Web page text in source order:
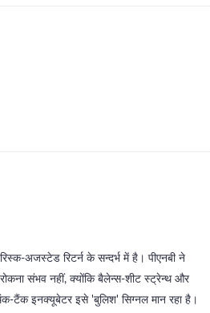
रिटर्न के सन्दर्भ में है। पीएनबी ने
संभव नहीं, क्योंकि बैलेन्स‑शीट स्ट्रेन्थ और
इनक्यूबेटर इसे 'बुलिश' सिग्नल मान रहा है।